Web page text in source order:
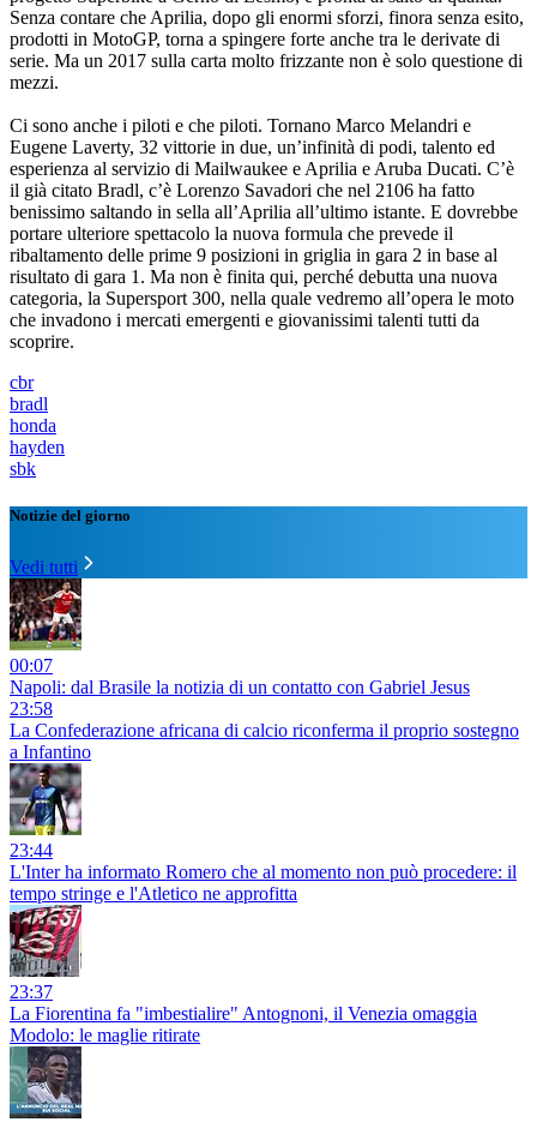
Senza contare che Aprilia, dopo gli enormi sforzi, finora senza esito,
prodotti in MotoGP, torna a spingere forte anche tra le derivate di
serie. Ma un 2017 sulla carta molto frizzante non è solo questione di
mezzi.
Ci sono anche i piloti e che piloti. Tornano Marco Melandri e
Eugene Laverty, 32 vittorie in due, un’infinità di podi, talento ed
esperienza al servizio di Mailwaukee e Aprilia e Aruba Ducati. C’è
il già citato Bradl, c’è Lorenzo Savadori che nel 2106 ha fatto
benissimo saltando in sella all’Aprilia all’ultimo istante. E dovrebbe
portare ulteriore spettacolo la nuova formula che prevede il
ribaltamento delle prime 9 posizioni in griglia in gara 2 in base al
risultato di gara 1. Ma non è finita qui, perché debutta una nuova
categoria, la Supersport 300, nella quale vedremo all’opera le moto
che invadono i mercati emergenti e giovanissimi talenti tutti da
scoprire.
cbr
bradl
honda
hayden
sbk
Notizie del giorno
Vedi tutti
00:07
Napoli: dal Brasile la notizia di un contatto con Gabriel Jesus
23:58
La Confederazione africana di calcio riconferma il proprio sostegno
a Infantino
23:44
L'Inter ha informato Romero che al momento non può procedere: il
tempo stringe e l'Atletico ne approfitta
23:37
La Fiorentina fa "imbestialire" Antognoni, il Venezia omaggia
Modolo: le maglie ritirate